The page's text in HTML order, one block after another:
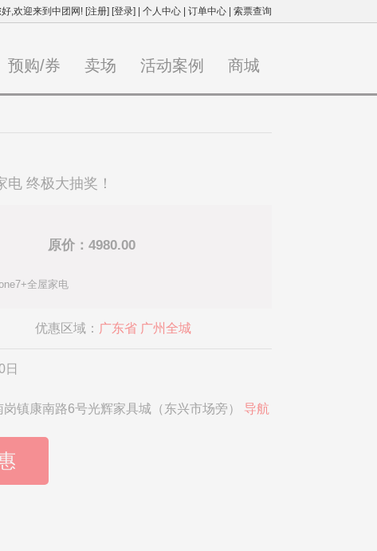
,欢迎来到中团网! [注册] [登录] 个人中心 订单中心 索票查询
预购/券 卖场 活动案例 商城
终极大抽奖！
原价：4980.00
全屋家电
优惠区域： 广东省 广州全城
日
岗镇康南路6号光辉家具城（东兴市场旁） 导航